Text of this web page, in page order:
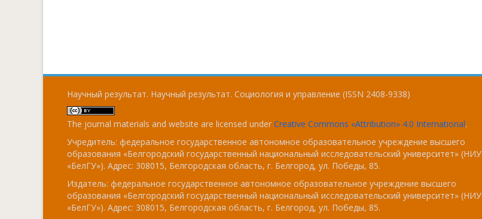
Научный результат. Научный результат. Социология и управление (ISSN 2408-9338)
The journal materials and website are licensed under Creative Commons «Attribution» 4.0 International.
Учредитель: федеральное государственное автономное образовательное учреждение высшего
образования «Белгородский государственный национальный исследовательский университет» (НИУ
«БелГУ»). Адрес: 308015, Белгородская область, г. Белгород, ул. Победы, 85.
Издатель: федеральное государственное автономное образовательное учреждение высшего
образования «Белгородский государственный национальный исследовательский университет» (НИУ
«БелГУ»). Адрес: 308015, Белгородская область, г. Белгород, ул. Победы, 85.